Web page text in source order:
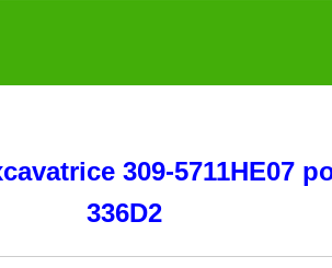
309-5711HE07
336D2